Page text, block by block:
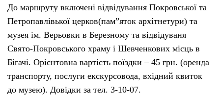
До маршруту включені відвідування Покровської та
Петропавлівької церков(пам”яток архітнетури) та
музея ім. Верьовки в Березному та відвідуваня
Свято-Покровського храму і Шевченкових місць в
Бігачі. Орієнтовна вартість поїздки – 45 грн. (оренда
транспорту, послуги екскурсовода, вхідний квиток
до музею). Довідки за тел. 3-10-07.